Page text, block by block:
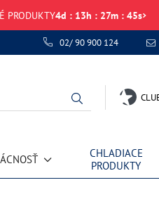
PRODUKTY4d : 13h : 27m : 44s
02/ 90 900 124
CHLADIACE
PRODUKTY